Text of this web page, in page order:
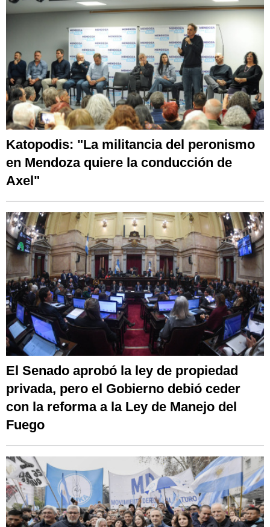
Katopodis: "La militancia del peronismo
en Mendoza quiere la conducción de
Axel"
El Senado aprobó la ley de propiedad
privada, pero el Gobierno debió ceder
con la reforma a la Ley de Manejo del
Fuego